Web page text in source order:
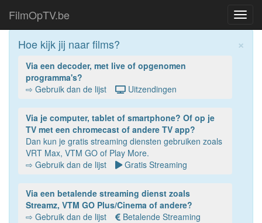
FilmOpTV.be
×
Hoe kijk jij naar films?
Via een decoder, met live of opgenomen
programma's?
⇨ Gebruik dan de lijst
Uitzendingen
Via je computer, tablet of smartphone? Of op je
TV met een chromecast of andere TV app?
Dan kun je gratis streaming diensten gebruiken zoals
VRT Max, VTM GO of Play More.
⇨ Gebruik dan de lijst
Gratis Streaming
Via een betalende streaming dienst zoals
Streamz, VTM GO Plus/Cinema of andere?
⇨ Gebruik dan de lijst
Betalende Streaming